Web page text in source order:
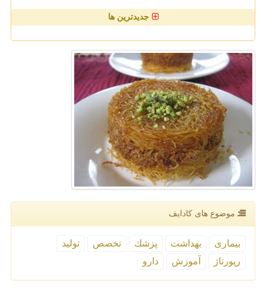
جدیدترین ها
موضوع های كادایف
بیماری بهداشت پزشك تخصص
تولید
رپورتاژ
آموزش دارو